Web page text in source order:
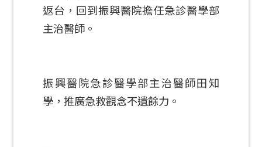
返台，回到振興醫院擔任急診醫學部
主治醫師。
振興醫院急診醫學部主治醫師田知
學，推廣急救觀念不遺餘力。